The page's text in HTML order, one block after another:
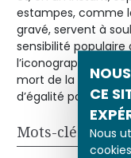
CE
Nous
estampes, comme
gravé, servent à
sensibilité populaire
l’iconographie
mort de la reine
d’égalité politique.
Mots-clés